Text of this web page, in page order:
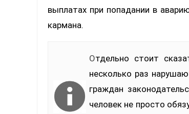
выплатах при попадании в
кармана.
Отдельно стоит сказать за рецидивистов — людей, которые в течение года
несколько раз
граждан
человек не просто